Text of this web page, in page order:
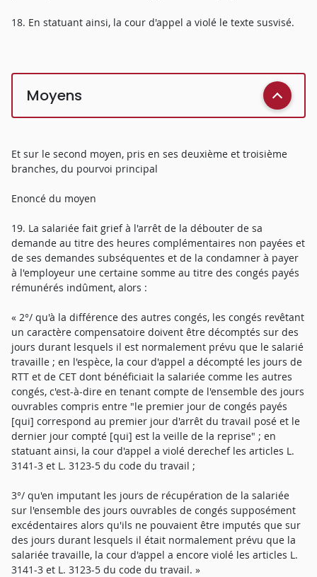
18. En statuant ainsi, la cour d'appel a violé le texte susvisé.
Moyens
Et sur le second moyen, pris en ses deuxième et troisième
branches, du pourvoi principal
Enoncé du moyen
19. La salariée fait grief à l'arrêt de la débouter de sa
demande au titre des heures complémentaires non payées et
de ses demandes subséquentes et de la condamner à payer
à l'employeur une certaine somme au titre des congés payés
rémunérés indûment, alors :
« 2°/ qu'à la différence des autres congés, les congés revêtant
un caractère compensatoire doivent être décomptés sur des
jours durant lesquels il est normalement prévu que le salarié
travaille ; en l'espèce, la cour d'appel a décompté les jours de
RTT et de CET dont bénéficiait la salariée comme les autres
congés, c'est-à-dire en tenant compte de l'ensemble des jours
ouvrables compris entre "le premier jour de congés payés
[qui] correspond au premier jour d'arrêt du travail posé et le
dernier jour compté [qui] est la veille de la reprise" ; en
statuant ainsi, la cour d'appel a violé derechef les articles L.
3141-3 et L. 3123-5 du code du travail ;
3°/ qu'en imputant les jours de récupération de la salariée
sur l'ensemble des jours ouvrables de congés supposément
excédentaires alors qu'ils ne pouvaient être imputés que sur
des jours durant lesquels il était normalement prévu que la
salariée travaille, la cour d'appel a encore violé les articles L.
3141-3 et L. 3123-5 du code du travail. »